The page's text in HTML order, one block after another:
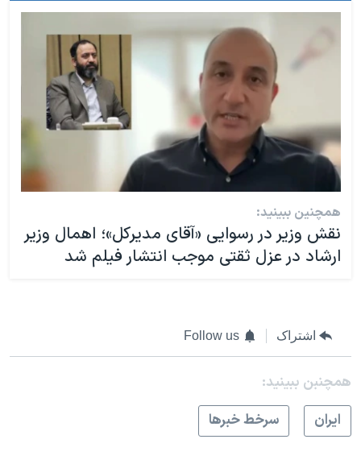
همچنین ببینید:
نقش وزیر در رسوایی «آقای مدیرکل»؛ اهمال وزیر
ارشاد در عزل ثقتی موجب انتشار فیلم شد
اشتراک Follow us
همچنبن ببینید:
ايران
سرخط خبرها